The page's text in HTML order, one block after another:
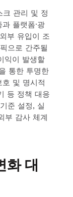
크 관리 및 정
플랫폼·광
부 유입이 조
으로 간주될
익이 발생할
통한 투명한
및 명시적
등 정책 대응
준 설정, 실
부 감사 체계
화 대